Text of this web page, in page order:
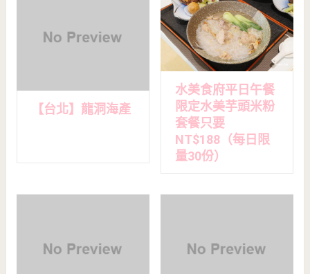
【台北】龍洞海產
水美食府平日午餐
限定水美芋頭米粉
套餐只要
NT$188（每日限
量30份）